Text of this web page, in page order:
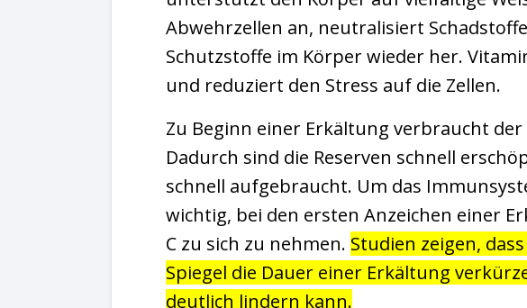
Abwehrzellen an, neutralisiert
Schutzstoffe im Körper wieder her.
und reduziert den Stress auf die Zellen.
Zu Beginn einer Erkältung verbraucht der
Dadurch sind die Reserven schnell
schnell aufgebraucht. Um das
wichtig, bei den ersten Anzeichen einer
C zu sich zu nehmen. Studien zeigen,
Spiegel die Dauer einer Erkältung
deutlich lindern kann.